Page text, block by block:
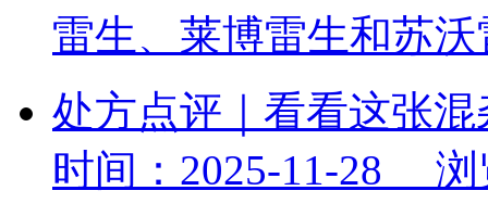
雷生、莱博雷生和苏
处方点评｜看看这张
时间：2025-11-28 浏